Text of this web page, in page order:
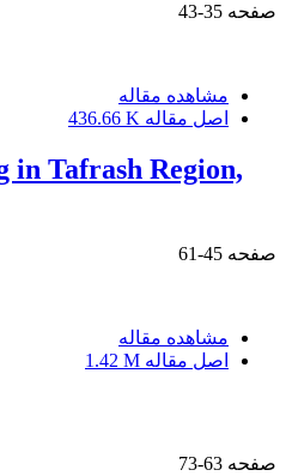
صفحه 35-43
مشاهده مقاله
اصل مقاله 436.66 K
in Tafrash Region,
صفحه 45-61
مشاهده مقاله
اصل مقاله 1.42 M
صفحه 63-73